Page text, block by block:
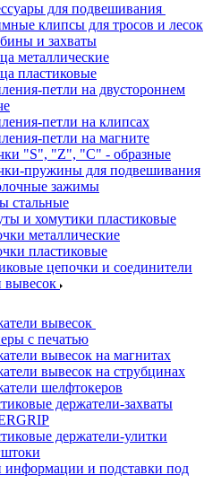
для подвешивания
клипсы для тросов и лесок
и захваты
металлические
пластиковые
петли на двустороннем
петли на клипсах
петли на магните
"S", "Z", "C" - образные
пружины для подвешивания
зажимы
стальные
и хомутики пластиковые
металлические
пластиковые
цепочки и соединители
вывесок
вывесок
с печатью
вывесок на магнитах
вывесок на струбцинах
шелфтокеров
держатели-захваты
держатели-улитки
информации и подставки под